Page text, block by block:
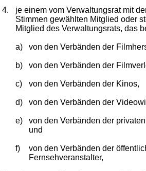
4.
je einem vom Verwaltungsrat mit
Stimmen gewählten Mitglied oder
Mitglied des Verwaltungsrats, das
a) von den Verbänden der
b) von den Verbänden der
c) von den Verbänden der Kinos,
d) von den Verbänden der
e)
von den Verbänden der
und
f)
von den Verbänden der
Fernsehveranstalter,